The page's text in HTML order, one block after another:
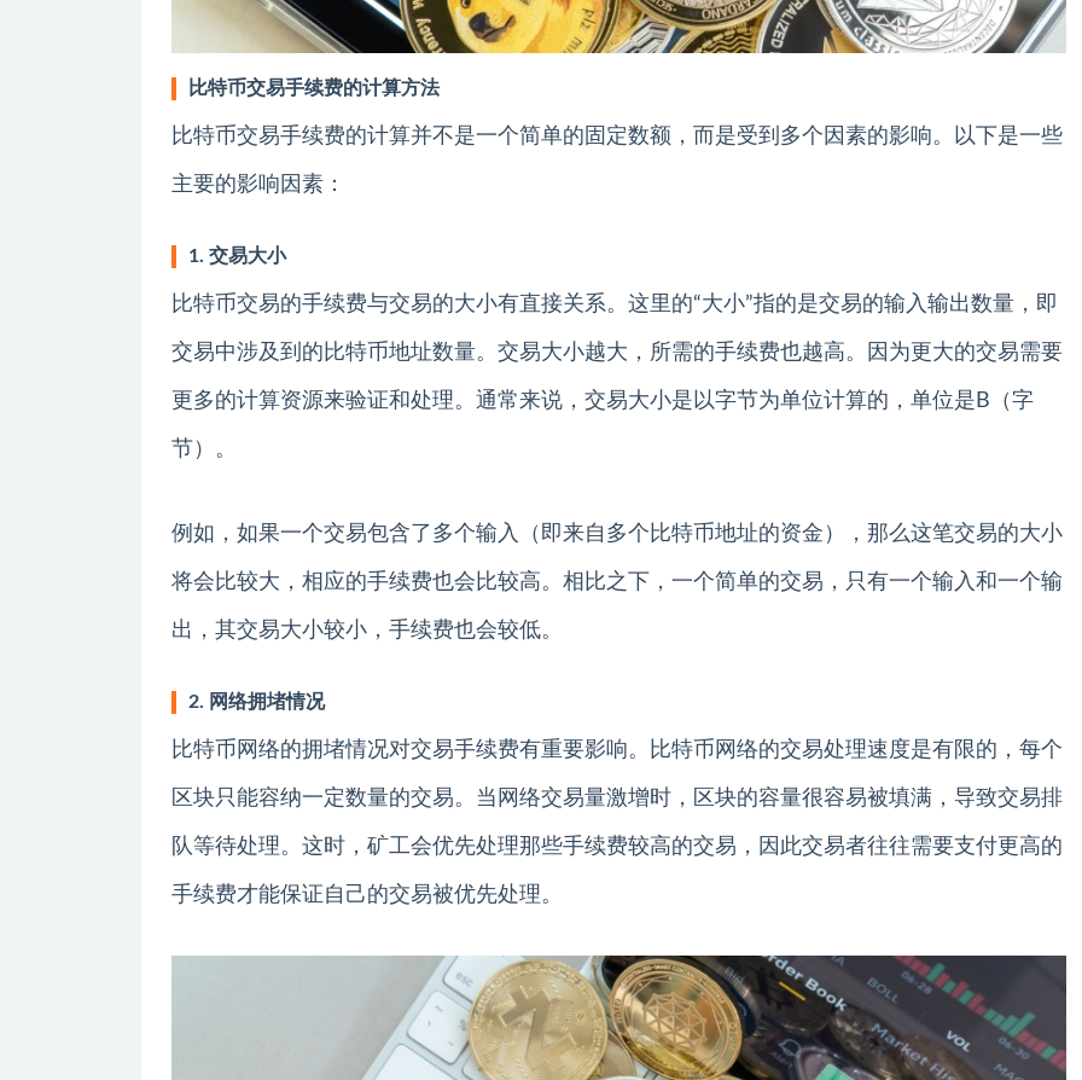
比特币交易手续费的计算方法
比特币交易手续费的计算并不是一个简单的固定数额，而是受到多个因素的影响。以下是一些
主要的影响因素：
1. 交易大小
比特币交易的手续费与交易的大小有直接关系。这里的“大小”指的是交易的输入输出数量，即
交易中涉及到的比特币地址数量。交易大小越大，所需的手续费也越高。因为更大的交易需要
更多的计算资源来验证和处理。通常来说，交易大小是以字节为单位计算的，单位是B（字
节）。
例如，如果一个交易包含了多个输入（即来自多个比特币地址的资金），那么这笔交易的大小
将会比较大，相应的手续费也会比较高。相比之下，一个简单的交易，只有一个输入和一个输
出，其交易大小较小，手续费也会较低。
2. 网络拥堵情况
比特币网络的拥堵情况对交易手续费有重要影响。比特币网络的交易处理速度是有限的，每个
区块只能容纳一定数量的交易。当网络交易量激增时，区块的容量很容易被填满，导致交易排
队等待处理。这时，矿工会优先处理那些手续费较高的交易，因此交易者往往需要支付更高的
手续费才能保证自己的交易被优先处理。